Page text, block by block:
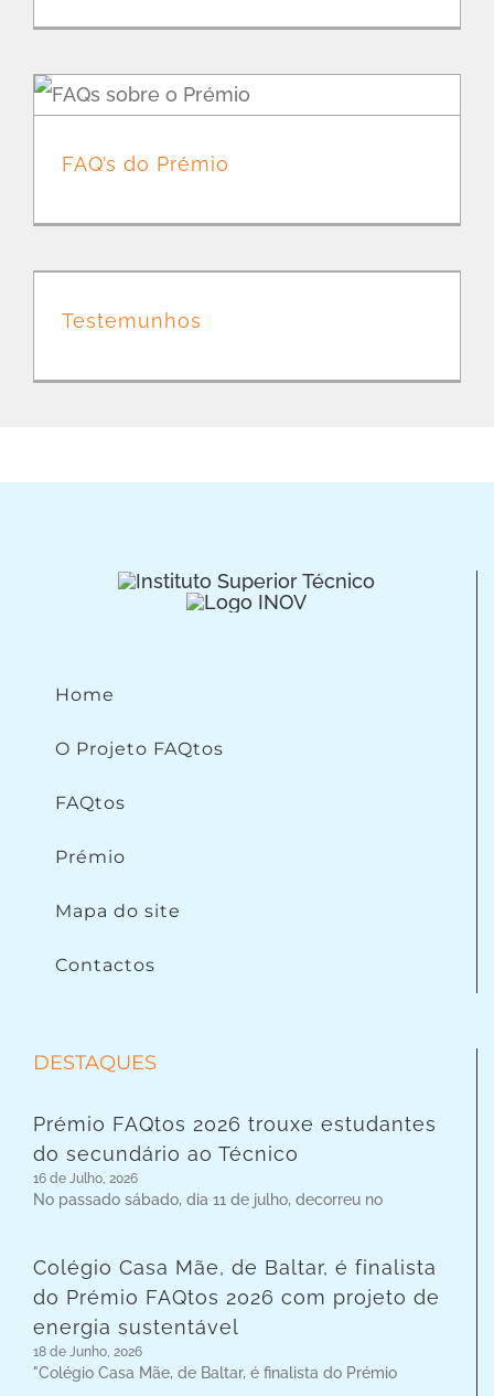
FAQ’s do Prémio
Testemunhos
Home
O Projeto FAQtos
FAQtos
Prémio
Mapa do site
Contactos
DESTAQUES
Prémio FAQtos 2026 trouxe estudantes
do secundário ao Técnico
16 de Julho, 2026
No passado sábado, dia 11 de julho, decorreu no
Colégio Casa Mãe, de Baltar, é finalista
do Prémio FAQtos 2026 com projeto de
energia sustentável
18 de Junho, 2026
"Colégio Casa Mãe, de Baltar, é finalista do Prémio